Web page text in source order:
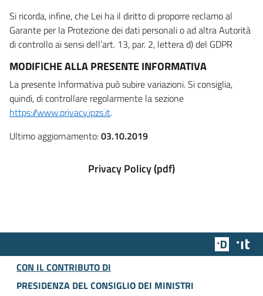
Si ricorda, infine, che Lei ha il diritto di proporre reclamo al
Garante per la Protezione dei dati personali o ad altra Autorità
di controllo ai sensi dell’art. 13, par. 2, lettera d) del GDPR
MODIFICHE ALLA PRESENTE INFORMATIVA
La presente Informativa può subire variazioni. Si consiglia,
quindi, di controllare regolarmente la sezione
https://www.privacy.ipzs.it.
Ultimo aggiornamento:03.10.2019
Privacy Policy (pdf)
Team
CON IL CONTRIBUTO DI
PRESIDENZA DEL CONSIGLIO DEI MINISTRI